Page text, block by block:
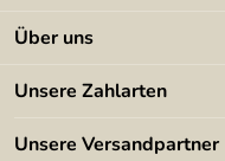
Kontakt
Kundeninformationen
Newsletter
Über uns
Angebote
Unsere Zahlarten
Unsere Versandpartner